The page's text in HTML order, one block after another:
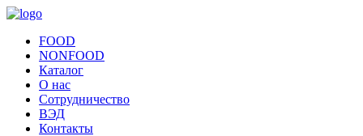
FOOD
NONFOOD
Каталог
О нас
Сотрудничество
ВЭД
Контакты